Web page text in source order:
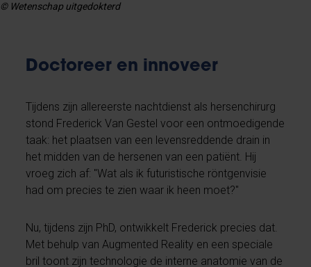
© Wetenschap uitgedokterd
Doctoreer en innoveer
Tijdens zijn allereerste nachtdienst als hersenchirurg
stond Frederick Van Gestel voor een ontmoedigende
taak: het plaatsen van een levensreddende drain in
het midden van de hersenen van een patiënt. Hij
vroeg zich af: "Wat als ik futuristische röntgenvisie
had om precies te zien waar ik heen moet?"
Nu, tijdens zijn PhD, ontwikkelt Frederick precies dat.
Met behulp van Augmented Reality en een speciale
bril toont zijn technologie de interne anatomie van de